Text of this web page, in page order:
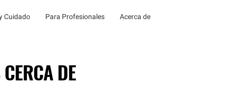
Cuidado Para Profesionales Acerca de
DE